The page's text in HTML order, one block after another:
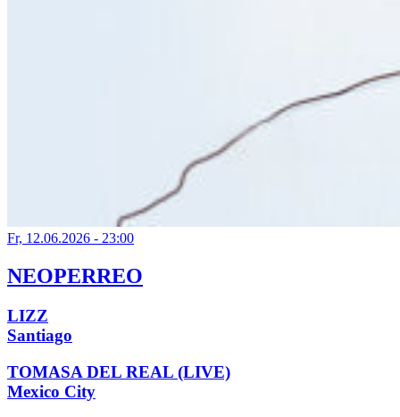
Fr, 12.06.2026 - 23:00
NEOPERREO
LIZZ
Santiago
TOMASA DEL REAL (LIVE)
Mexico City